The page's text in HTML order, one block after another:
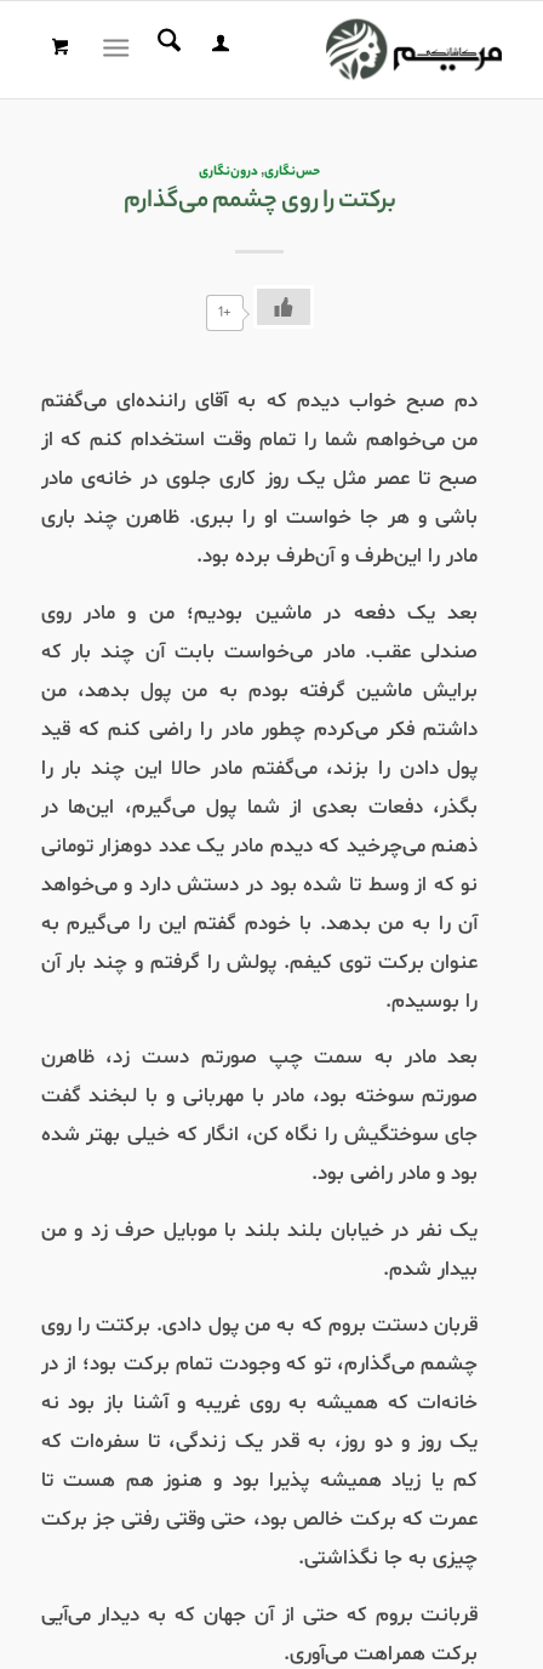
حس‌نگاری,درون‌نگاری
برکتت را روی چشمم می‌گذارم
+1
دم صبح خواب دیدم که به آقای راننده‌ای می‌گفتم
من می‌خواهم شما را تمام وقت استخدام کنم که از
صبح تا عصر مثل یک روز کاری جلوی در خانه‌ی مادر
باشی و هر جا خواست او را ببری. ظاهرن چند باری
مادر را این‌طرف و آن‌طرف برده بود.
بعد یک دفعه در ماشین بودیم؛ من و مادر روی
صندلی عقب. مادر می‌خواست بابت آن چند بار که
برایش ماشین گرفته بودم به من پول بدهد، من
داشتم فکر می‌کردم چطور مادر را راضی کنم که قید
پول دادن را بزند، می‌گفتم مادر حالا این چند بار را
بگذر، دفعات بعدی از شما پول می‌گیرم، این‌ها در
ذهنم می‌چرخید که دیدم مادر یک عدد دوهزار تومانی
نو که از وسط تا شده بود در دستش دارد و می‌خواهد
آن را به من بدهد. با خودم گفتم این را می‌‌گیرم به
عنوان برکت توی کیفم. پولش را گرفتم و چند بار آن
را بوسیدم.
بعد مادر به سمت چپ صورتم دست زد،‌ ظاهرن
صورتم سوخته بود، مادر با مهربانی و با لبخند گفت
جای سوختگیش را نگاه کن، انگار که خیلی بهتر شده
بود و مادر راضی بود.
یک نفر در خیابان بلند بلند با موبایل حرف زد و من
بیدار شدم.
قربان دستت بروم که به من پول دادی. برکتت را روی
چشمم می‌گذارم، تو که وجودت تمام برکت بود؛ از در
خانه‌ات که همیشه به روی غریبه و آشنا باز بود نه
یک روز و دو روز، به قدر یک زندگی، تا سفره‌ات که
کم یا زیاد همیشه پذیرا بود و هنوز هم هست تا
عمرت که برکت خالص بود، حتی وقتی رفتی جز برکت
چیزی به جا نگذاشتی.
قربانت بروم که حتی از آن جهان که به دیدار می‌آیی
برکت همراهت می‌آوری.